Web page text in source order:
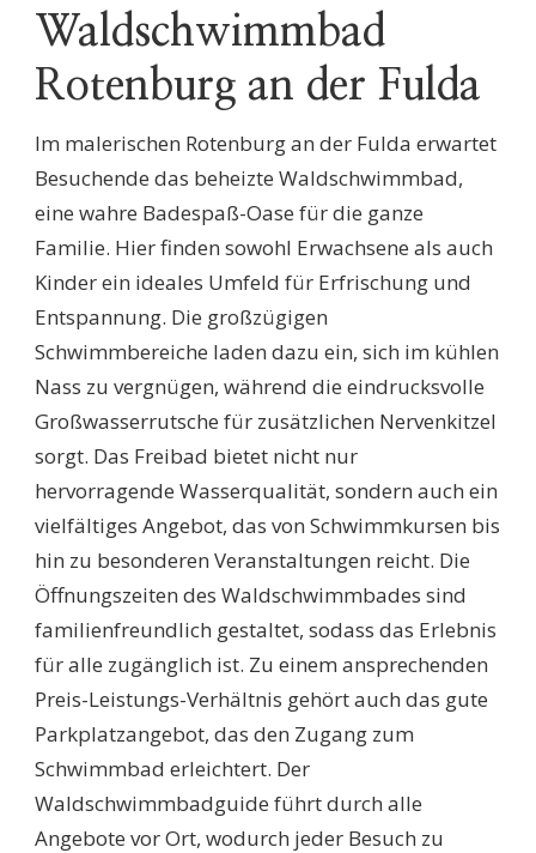
Waldschwimmbad
Rotenburg an der Fulda
Im malerischen Rotenburg an der Fulda erwartet
Besuchende das beheizte Waldschwimmbad,
eine wahre Badespaß-Oase für die ganze
Familie. Hier finden sowohl Erwachsene als auch
Kinder ein ideales Umfeld für Erfrischung und
Entspannung. Die großzügigen
Schwimmbereiche laden dazu ein, sich im kühlen
Nass zu vergnügen, während die eindrucksvolle
Großwasserrutsche für zusätzlichen Nervenkitzel
sorgt. Das Freibad bietet nicht nur
hervorragende Wasserqualität, sondern auch ein
vielfältiges Angebot, das von Schwimmkursen bis
hin zu besonderen Veranstaltungen reicht. Die
Öffnungszeiten des Waldschwimmbades sind
familienfreundlich gestaltet, sodass das Erlebnis
für alle zugänglich ist. Zu einem ansprechenden
Preis-Leistungs-Verhältnis gehört auch das gute
Parkplatzangebot, das den Zugang zum
Schwimmbad erleichtert. Der
Waldschwimmbadguide führt durch alle
Angebote vor Ort, wodurch jeder Besuch zu